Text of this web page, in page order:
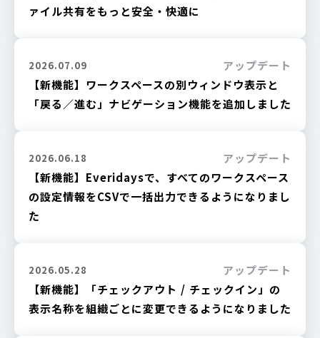
ァイル共有をもっと安全・快適に
2026.07.09
アップデート
【新機能】ワークスペースの別ウィンドウ表示と
「戻る／進む」ナビゲーション機能を追加しました
2026.06.18
アップデート
【新機能】Everidaysで、すべてのワークスペース
の設定情報をCSVで一括出力できるようになりまし
た
2026.05.28
アップデート
【新機能】「チェックアウト / チェックイン」の
表示名称を組織ごとに変更できるようになりました